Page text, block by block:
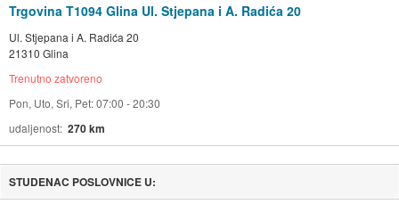
Trgovina T1094 Glina Ul. Stjepana i A. Radića 20
Ul. Stjepana i A. Radića 20
21310 Glina
Trenutno zatvoreno
Pon, Uto, Sri, Pet: 07:00 - 20:30
udaljenost 270 km
STUDENAC POSLOVNICE U: